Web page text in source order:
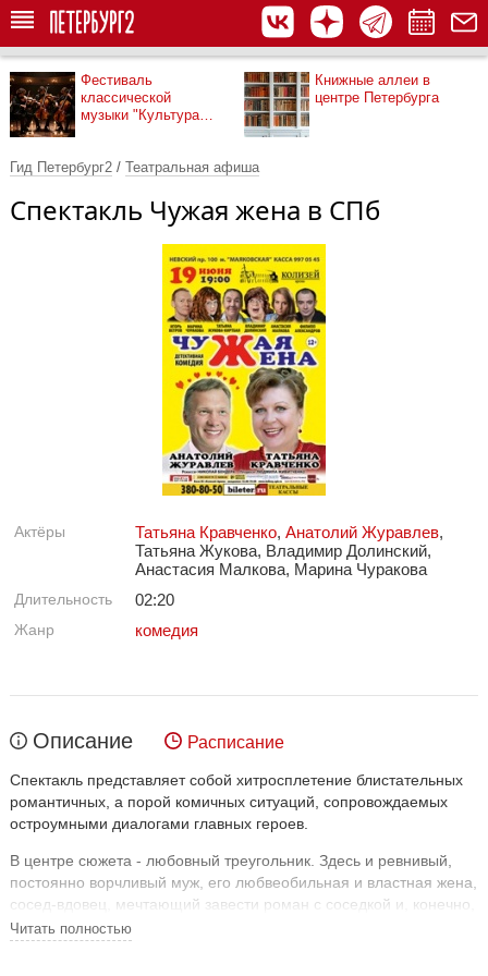
Фестиваль
классической
музыки "Культура
Книжные аллеи в
центре Петербурга
Гид Петербург2 / Театральная афиша
Спектакль Чужая жена в СПб
Актёры Татьяна Кравченко, Анатолий Журавлев,
Татьяна Жукова, Владимир Долинский,
Анастасия Малкова, Марина Чуракова
Длительность 02:20
Жанр комедия
Описание Расписание
Спектакль представляет собой хитросплетение блистательных
романтичных, а порой комичных ситуаций, сопровождаемых
остроумными диалогами главных героев.
В центре сюжета - любовный треугольник. Здесь и ревнивый,
постоянно ворчливый муж, его любвеобильная и властная жена,
сосед-вдовец, мечтающий завести роман с соседкой и, конечно,
всезнающая и всюду сующая свой нос, старая сплетница.
Читать полностью